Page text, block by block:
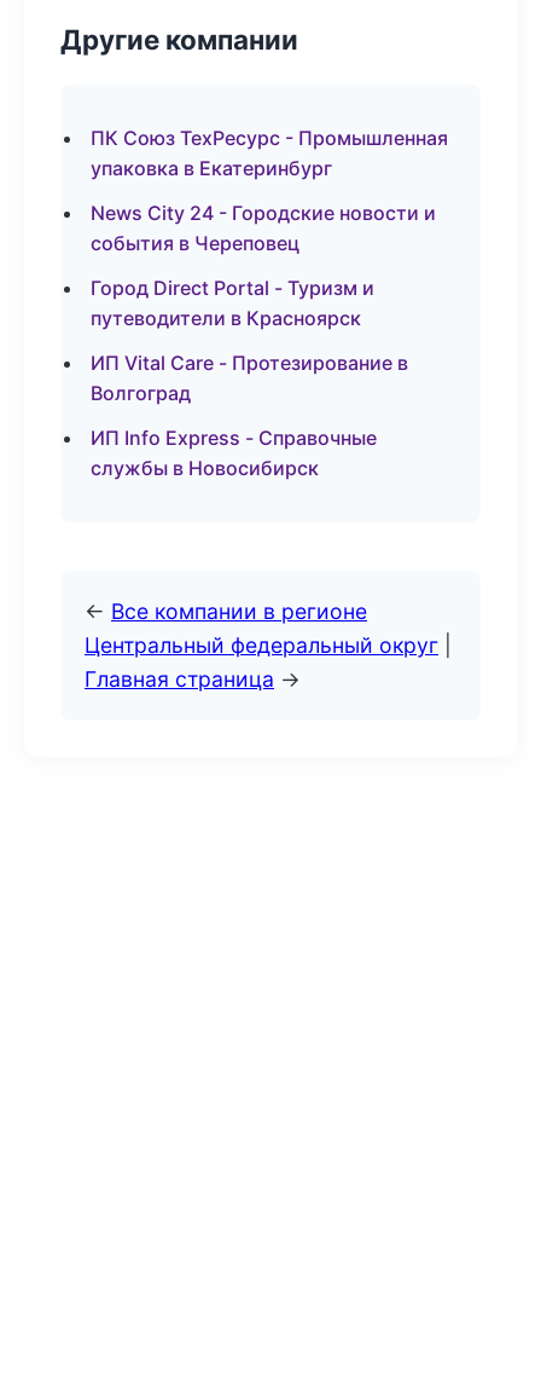
Другие компании
ПК Союз ТехРесурс - Промышленная
упаковка в Екатеринбург
News City 24 - Городские новости и
события в Череповец
Город Direct Portal - Туризм и
путеводители в Красноярск
ИП Vital Care - Протезирование в
Волгоград
ИП Info Express - Справочные
службы в Новосибирск
← Все компании в регионе
Центральный федеральный округ
Главная страница →